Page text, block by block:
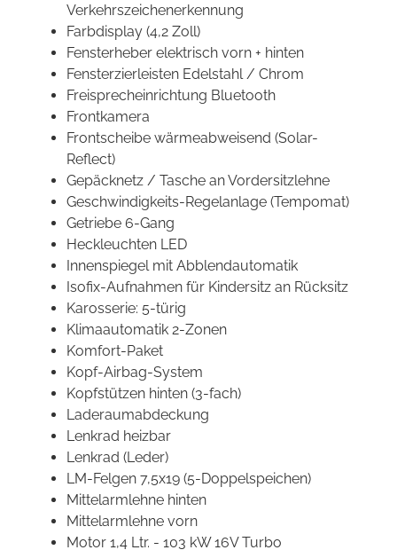
Verkehrszeichenerkennung
Farbdisplay (4,2 Zoll)
Fensterheber elektrisch vorn + hinten
Fensterzierleisten Edelstahl / Chrom
Freisprecheinrichtung Bluetooth
Frontkamera
Frontscheibe wärmeabweisend (Solar-
Reflect)
Gepäcknetz / Tasche an Vordersitzlehne
Geschwindigkeits-Regelanlage (Tempomat)
Getriebe 6-Gang
Heckleuchten LED
Innenspiegel mit Abblendautomatik
Isofix-Aufnahmen für Kindersitz an Rücksitz
Karosserie: 5-türig
Klimaautomatik 2-Zonen
Komfort-Paket
Kopf-Airbag-System
Kopfstützen hinten (3-fach)
Laderaumabdeckung
Lenkrad heizbar
Lenkrad (Leder)
LM-Felgen 7,5x19 (5-Doppelspeichen)
Mittelarmlehne hinten
Mittelarmlehne vorn
Motor 1,4 Ltr. - 103 kW 16V Turbo